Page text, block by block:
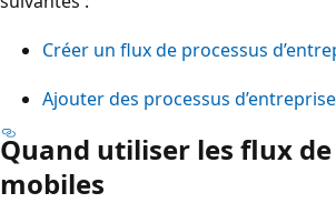
Créer un flux de processus
Ajouter des processus
Quand utiliser les flux
mobiles